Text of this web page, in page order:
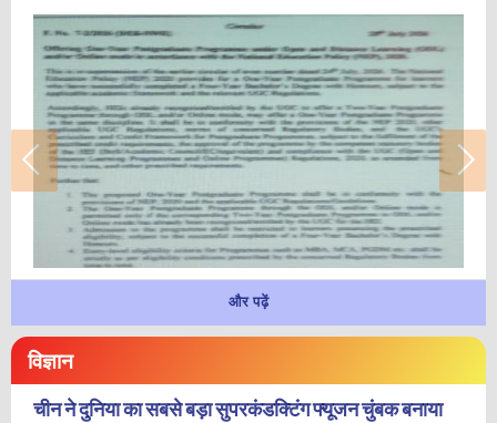
और पढ़ें
विज्ञान
चीन ने दुनिया का सबसे बड़ा सुपरकंडक्टिंग फ्यूजन चुंबक बनाया